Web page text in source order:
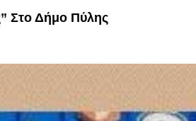
Στο Δήμο Πύλης